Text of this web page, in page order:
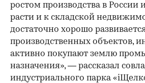
00:00 / 00:00
ростом производства в России
расти и к складской
достаточно хорошо
производственных объектов,
активно покупают землю
назначения», — рассказал
индустриального парка